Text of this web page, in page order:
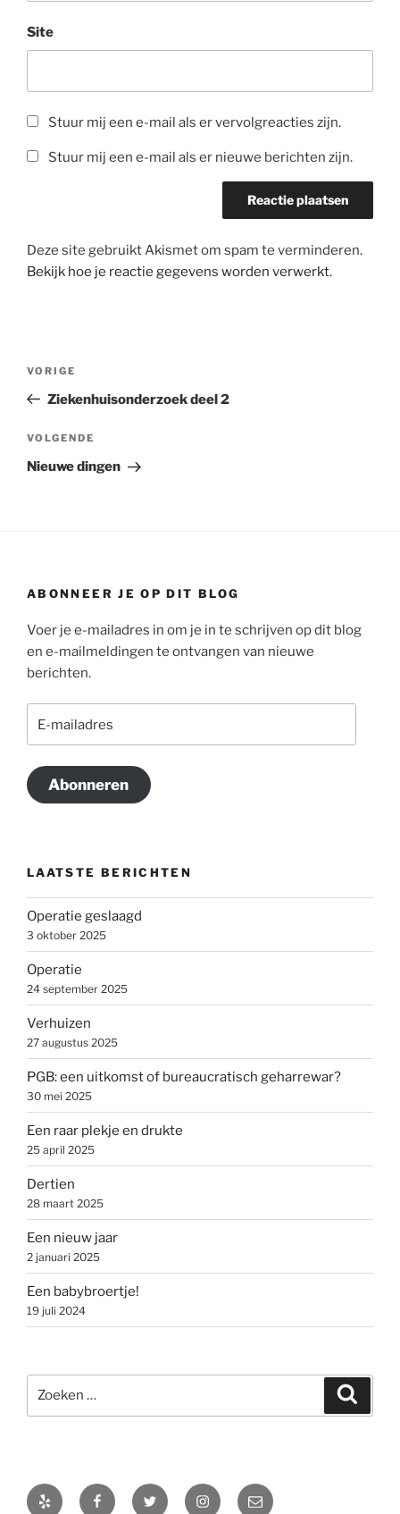
Site
Stuur mij een e-mail als er vervolgreacties zijn.
Stuur mij een e-mail als er nieuwe berichten zijn.
Deze site gebruikt Akismet om spam te verminderen.
Bekijk hoe je reactie gegevens worden verwerkt.
Vorig
bericht
VORIGE
Ziekenhuisonderzoek deel 2
Volgend
bericht
VOLGENDE
Nieuwe dingen
ABONNEER JE OP DIT BLOG
Voer je e-mailadres in om je in te schrijven op dit blog
en e-mailmeldingen te ontvangen van nieuwe
berichten.
mailadres
Abonneren
LAATSTE BERICHTEN
Operatie geslaagd
3 oktober 2025
Operatie
24 september 2025
Verhuizen
27 augustus 2025
PGB: een uitkomst of bureaucratisch geharrewar?
30 mei 2025
Een raar plekje en drukte
25 april 2025
Dertien
28 maart 2025
Een nieuw jaar
2 januari 2025
Een babybroertje!
19 juli 2024
naar:
Yelp FacebookTwitter Instagram
E-